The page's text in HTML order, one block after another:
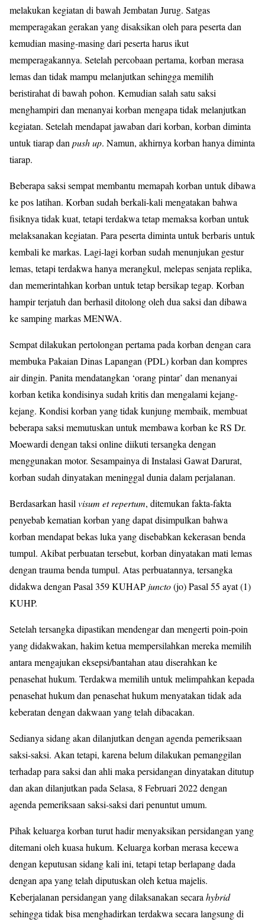
melakukan kegiatan di bawah Jembatan Jurug. Satgas
memperagakan gerakan yang disaksikan oleh para peserta dan
kemudian masing-masing dari peserta harus ikut
memperagakannya. Setelah percobaan pertama, korban merasa
lemas dan tidak mampu melanjutkan sehingga memilih
beristirahat di bawah pohon. Kemudian salah satu saksi
menghampiri dan menanyai korban mengapa tidak melanjutkan
kegiatan. Setelah mendapat jawaban dari korban, korban diminta
untuk tiarap dan push up. Namun, akhirnya korban hanya diminta
tiarap.
Beberapa saksi sempat membantu memapah korban untuk dibawa
ke pos latihan. Korban sudah berkali-kali mengatakan bahwa
fisiknya tidak kuat, tetapi terdakwa tetap memaksa korban untuk
melaksanakan kegiatan. Para peserta diminta untuk berbaris untuk
kembali ke markas. Lagi-lagi korban sudah menunjukan gestur
lemas, tetapi terdakwa hanya merangkul, melepas senjata replika,
dan memerintahkan korban untuk tetap bersikap tegap. Korban
hampir terjatuh dan berhasil ditolong oleh dua saksi dan dibawa
ke samping markas MENWA.
Sempat dilakukan pertolongan pertama pada korban dengan cara
membuka Pakaian Dinas Lapangan (PDL) korban dan kompres
air dingin. Panita mendatangkan ‘orang pintar’ dan menanyai
korban ketika kondisinya sudah kritis dan mengalami kejang-
kejang. Kondisi korban yang tidak kunjung membaik, membuat
beberapa saksi memutuskan untuk membawa korban ke RS Dr.
Moewardi dengan taksi online diikuti tersangka dengan
menggunakan motor. Sesampainya di Instalasi Gawat Darurat,
korban sudah dinyatakan meninggal dunia dalam perjalanan.
Berdasarkan hasil visum et repertum, ditemukan fakta-fakta
penyebab kematian korban yang dapat disimpulkan bahwa
korban mendapat bekas luka yang disebabkan kekerasan benda
tumpul. Akibat perbuatan tersebut, korban dinyatakan mati lemas
dengan trauma benda tumpul. Atas perbuatannya, tersangka
didakwa dengan Pasal 359 KUHAP juncto(jo) Pasal 55 ayat (1)
KUHP.
Setelah tersangka dipastikan mendengar dan mengerti poin-poin
yang didakwakan, hakim ketua mempersilahkan mereka memilih
antara mengajukan eksepsi/bantahan atau diserahkan ke
penasehat hukum. Terdakwa memilih untuk melimpahkan kepada
penasehat hukum dan penasehat hukum menyatakan tidak ada
keberatan dengan dakwaan yang telah dibacakan.
Sedianya sidang akan dilanjutkan dengan agenda pemeriksaan
saksi-saksi. Akan tetapi, karena belum dilakukan pemanggilan
terhadap para saksi dan ahli maka persidangan dinyatakan ditutup
dan akan dilanjutkan pada Selasa, 8 Februari 2022 dengan
agenda pemeriksaan saksi-saksi dari penuntut umum.
Pihak keluarga korban turut hadir menyaksikan persidangan yang
ditemani oleh kuasa hukum. Keluarga korban merasa kecewa
dengan keputusan sidang kali ini, tetapi tetap berlapang dada
dengan apa yang telah diputuskan oleh ketua majelis.
Keberjalanan persidangan yang dilaksanakan secara hybrid
sehingga tidak bisa menghadirkan terdakwa secara langsung di